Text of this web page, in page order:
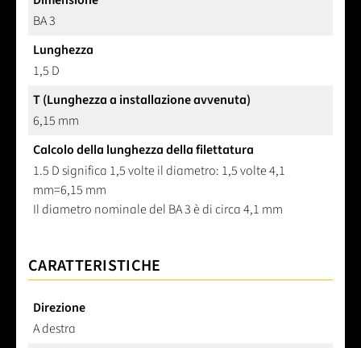
BA 3
Lunghezza
1,5 D
T (Lunghezza a installazione avvenuta)
6,15 mm
Calcolo della lunghezza della filettatura
1.5 D significa 1,5 volte il diametro: 1,5 volte 4,1
mm=6,15 mm
Il diametro nominale del BA 3 è di circa 4,1 mm
CARATTERISTICHE
Direzione
A destra